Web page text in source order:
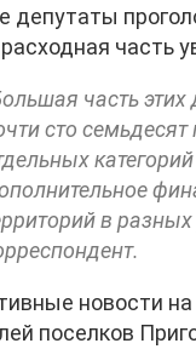
депутаты
расходная часть
часть этих
сто
в
новости
поселков